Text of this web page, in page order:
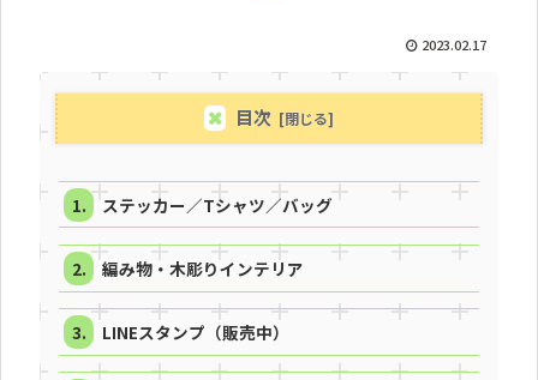
2023.02.17
目次
ステッカー／Tシャツ／バッグ
編み物・木彫りインテリア
LINEスタンプ（販売中）